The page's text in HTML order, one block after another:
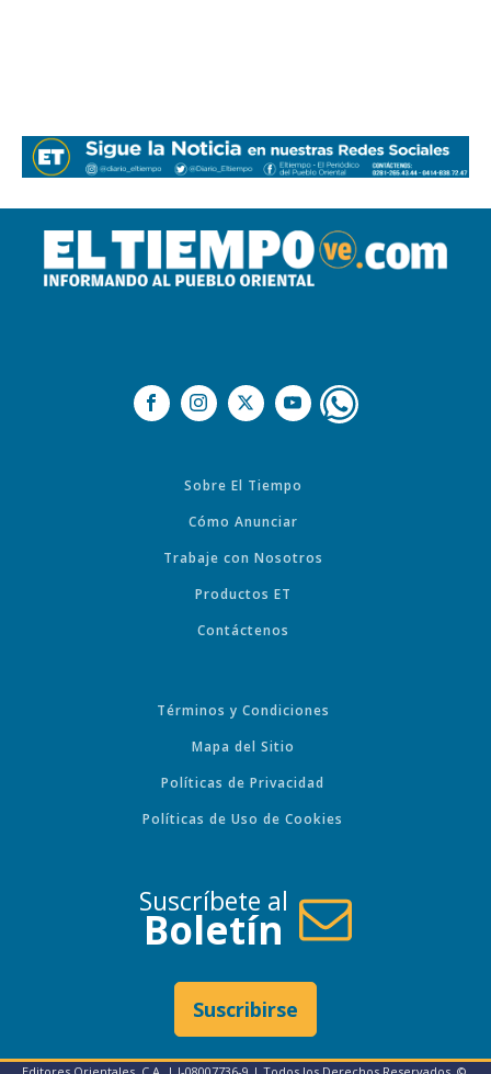
Sobre El Tiempo
Cómo Anunciar
Trabaje con Nosotros
Productos ET
Contáctenos
Términos y Condiciones
Mapa del Sitio
Políticas de Privacidad
Políticas de Uso de Cookies
Suscríbete al
Boletín
Suscribirse